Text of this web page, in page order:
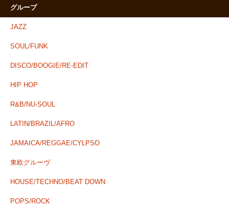
グループ
JAZZ
SOUL/FUNK
DISCO/BOOGIE/RE-EDIT
HIP HOP
R&B/NU-SOUL
LATIN/BRAZIL/AFRO
JAMAICA/REGGAE/CYLPSO
東欧グルーヴ
HOUSE/TECHNO/BEAT DOWN
POPS/ROCK